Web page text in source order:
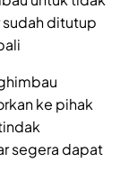
sudah ditutup
ke pihak
segera dapat